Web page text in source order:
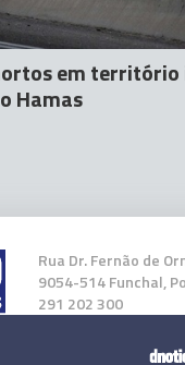
em
Hamas
Rua Dr. Fernão de
9054-514 Funchal,
291 202 300
Instale a nossa App